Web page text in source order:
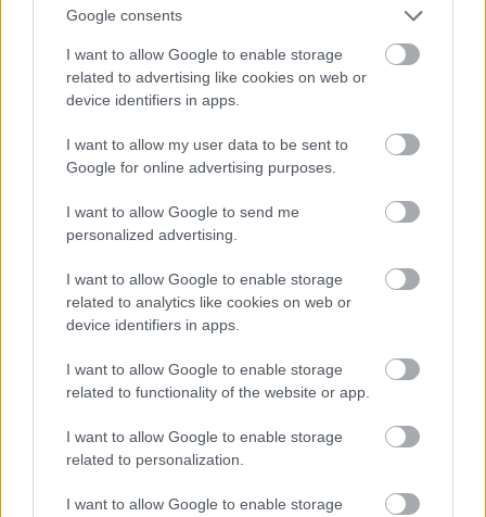
Google consents
I want to allow Google to enable storage
related to advertising like cookies on web or
device identifiers in apps.
I want to allow my user data to be sent to
Google for online advertising purposes.
I want to allow Google to send me
personalized advertising.
I want to allow Google to enable storage
related to analytics like cookies on web or
device identifiers in apps.
I want to allow Google to enable storage
related to functionality of the website or app.
I want to allow Google to enable storage
related to personalization.
I want to allow Google to enable storage
Jön még kép!